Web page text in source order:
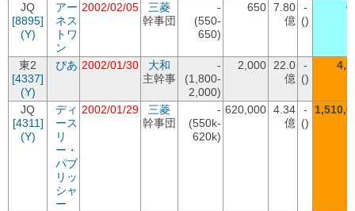
JQ
[8895]
(Y)
アー
ネス
トワ
ン
2002/02/05
三菱
幹事団
-
(550-
650)
650 7.80
億
-
()
東2
[4337]
(Y)
ぴあ 2002/01/30
大和
主幹事
-
(1,800-
2,000)
2,000
22.0
億
-
()
JQ
[4311]
(Y)
ディ
ース
リ
ー・
パブ
リッ
シャ
ー
2002/01/29
三菱
幹事団
-
(550k-
620k)
620,000 4.34
億
-
()